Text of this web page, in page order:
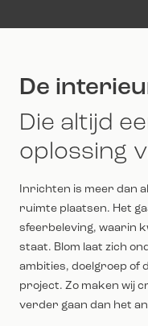
De
Die altijd
oplossing
Inrichten is meer dan
ruimte plaatsen. Het
sfeerbeleving, waarin
staat. Blom laat zich
ambities, doelgroep of
project. Zo maken wij
verder gaan dan het